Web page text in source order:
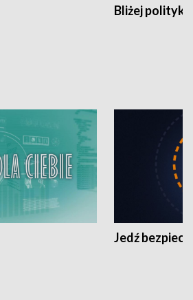
Bliżej polityki
Jedź